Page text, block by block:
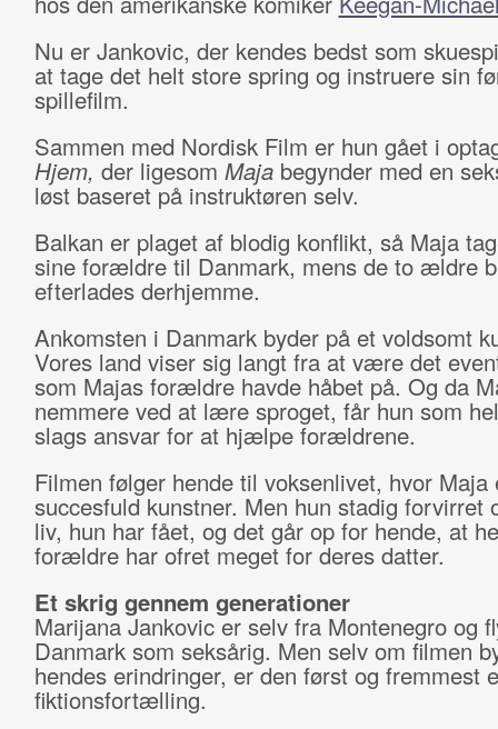
Nu er Jankovic, der kendes bedst som
at tage det helt store spring og instruere sin
spillefilm.
Sammen med Nordisk Film er hun gået i
Hjem, der ligesom Maja begynder med en
løst baseret på instruktøren selv.
Balkan er plaget af blodig konflikt, så Maja
sine forældre til Danmark, mens de to ældre
efterlades derhjemme.
Ankomsten i Danmark byder på et voldsomt
Vores land viser sig langt fra at være det
som Majas forældre havde håbet på. Og da
nemmere ved at lære sproget, får hun som
slags ansvar for at hjælpe forældrene.
Filmen følger hende til voksenlivet, hvor Maja
succesfuld kunstner. Men hun stadig forvirret
liv, hun har fået, og det går op for hende, at
forældre har ofret meget for deres datter.
Et skrig gennem generationer
Marijana Jankovic er selv fra Montenegro og
Danmark som seksårig. Men selv om filmen
hendes erindringer, er den først og fremmest
fiktionsfortælling.